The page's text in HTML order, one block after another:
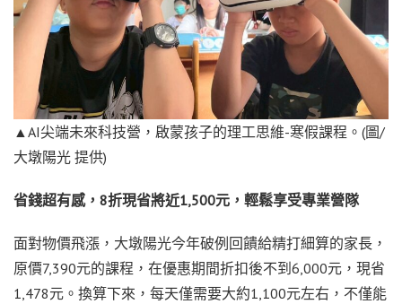
▲AI尖端未來科技營，啟蒙孩子的理工思維-寒假課程。(圖/
大墩陽光 提供)
省錢超有感，8折現省將近1,500元，輕鬆享受專業營隊
面對物價飛漲，大墩陽光今年破例回饋給精打細算的家長，
原價7,390元的課程，在優惠期間折扣後不到6,000元，現省
1,478元。換算下來，每天僅需要大約1,100元左右，不僅能